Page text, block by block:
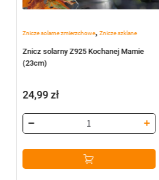
Znicze solarne zmierzchowe, Znicze szklane
Znicz solarny Z925 Kochanej Mamie
(23cm)
24,99zł